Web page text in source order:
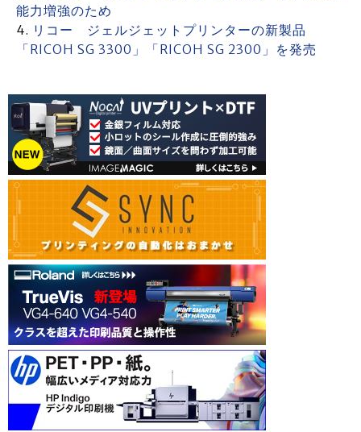
能力増強のため
リコー ジェルジェットプリンターの新製品
「RICOH SG 3300」「RICOH SG 2300」を発売